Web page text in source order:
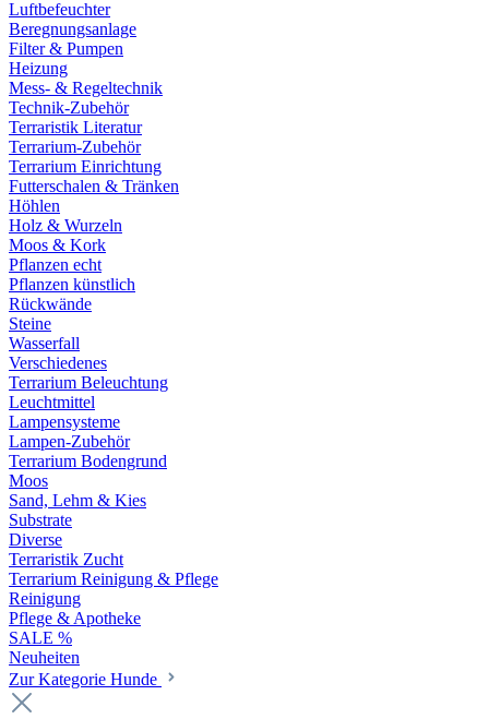
Luftbefeuchter
Beregnungsanlage
Filter & Pumpen
Heizung
Mess- & Regeltechnik
Technik-Zubehör
Terraristik Literatur
Terrarium-Zubehör
Terrarium Einrichtung
Futterschalen & Tränken
Höhlen
Holz & Wurzeln
Moos & Kork
Pflanzen echt
Pflanzen künstlich
Rückwände
Steine
Wasserfall
Verschiedenes
Terrarium Beleuchtung
Leuchtmittel
Lampensysteme
Lampen-Zubehör
Terrarium Bodengrund
Moos
Sand, Lehm & Kies
Substrate
Diverse
Terraristik Zucht
Terrarium Reinigung & Pflege
Reinigung
Pflege & Apotheke
SALE %
Neuheiten
Zur Kategorie Hunde